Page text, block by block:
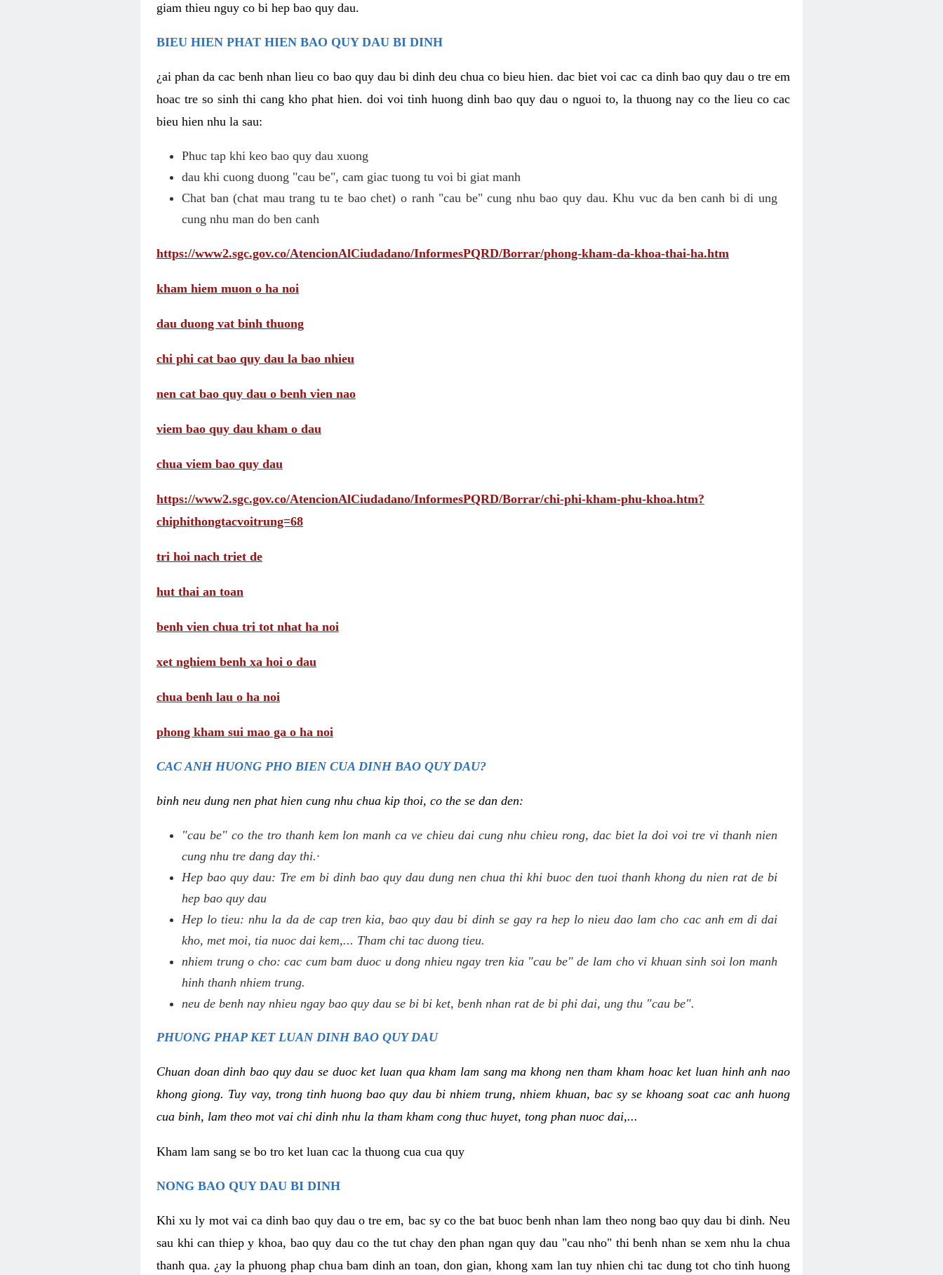
giam thieu nguy co bi hep bao quy dau.
BIEU HIEN PHAT HIEN BAO QUY DAU BI DINH
¿ai phan da cac benh nhan lieu co bao quy dau bi dinh deu chua co bieu hien. dac biet voi cac ca dinh bao quy dau o tre em
hoac tre so sinh thi cang kho phat hien. doi voi tinh huong dinh bao quy dau o nguoi to, la thuong nay co the lieu co cac
bieu hien nhu la sau:
Phuc tap khi keo bao quy dau xuong
dau khi cuong duong "cau be", cam giac tuong tu voi bi giat manh
Chat ban (chat mau trang tu te bao chet) o ranh "cau be" cung nhu bao quy dau. Khu vuc da ben canh bi di ung
cung nhu man do ben canh
https://www2.sgc.gov.co/AtencionAlCiudadano/InformesPQRD/Borrar/phong-kham-da-khoa-thai-ha.htm
kham hiem muon o ha noi
dau duong vat binh thuong
chi phi cat bao quy dau la bao nhieu
nen cat bao quy dau o benh vien nao
viem bao quy dau kham o dau
chua viem bao quy dau
https://www2.sgc.gov.co/AtencionAlCiudadano/InformesPQRD/Borrar/chi-phi-kham-phu-khoa.htm?
chiphithongtacvoitrung=68
tri hoi nach triet de
hut thai an toan
benh vien chua tri tot nhat ha noi
xet nghiem benh xa hoi o dau
chua benh lau o ha noi
phong kham sui mao ga o ha noi
CAC ANH HUONG PHO BIEN CUA DINH BAO QUY DAU?
binh neu dung nen phat hien cung nhu chua kip thoi, co the se dan den:
"cau be" co the tro thanh kem lon manh ca ve chieu dai cung nhu chieu rong, dac biet la doi voi tre vi thanh nien
cung nhu tre dang day thi.·
Hep bao quy dau: Tre em bi dinh bao quy dau dung nen chua thi khi buoc den tuoi thanh khong du nien rat de bi
hep bao quy dau
Hep lo tieu: nhu la da de cap tren kia, bao quy dau bi dinh se gay ra hep lo nieu dao lam cho cac anh em di dai
kho, met moi, tia nuoc dai kem,... Tham chi tac duong tieu.
nhiem trung o cho: cac cum bam duoc u dong nhieu ngay tren kia "cau be" de lam cho vi khuan sinh soi lon manh
hinh thanh nhiem trung.
neu de benh nay nhieu ngay bao quy dau se bi bi ket, benh nhan rat de bi phi dai, ung thu "cau be".
PHUONG PHAP KET LUAN DINH BAO QUY DAU
Chuan doan dinh bao quy dau se duoc ket luan qua kham lam sang ma khong nen tham kham hoac ket luan hinh anh nao
khong giong. Tuy vay, trong tinh huong bao quy dau bi nhiem trung, nhiem khuan, bac sy se khoang soat cac anh huong
cua binh, lam theo mot vai chi dinh nhu la tham kham cong thuc huyet, tong phan nuoc dai,...
Kham lam sang se bo tro ket luan cac la thuong cua cua quy
NONG BAO QUY DAU BI DINH
Khi xu ly mot vai ca dinh bao quy dau o tre em, bac sy co the bat buoc benh nhan lam theo nong bao quy dau bi dinh. Neu
sau khi can thiep y khoa, bao quy dau co the tut chay den phan ngan quy dau "cau nho" thi benh nhan se xem nhu la chua
thanh qua. ¿ay la phuong phap chua bam dinh an toan, don gian, khong xam lan tuy nhien chi tac dung tot cho tinh huong